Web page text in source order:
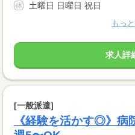
土曜日 日曜日 祝日
もっ
求人詳
[一般派遣]
《経験を活かす◎》